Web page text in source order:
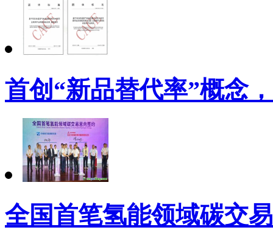
首创“新品替代率”概念
全国首笔氢能领域碳交